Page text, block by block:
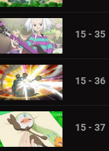
15 - 35
15 - 36
15 - 37